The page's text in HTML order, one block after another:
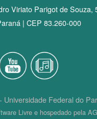
Viriato Parigot de Souza,
| CEP 83.260-000
Universidade Federal do
Livre e hospedado pela